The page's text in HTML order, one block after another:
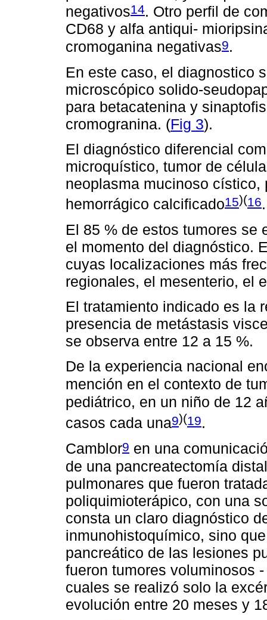
negativos14. Otro perfil de
CD68 y alfa antiqui-
cromoganina negativas9.
En este caso, el diagnostico
microscópico solido-
para betacatenina y
cromogranina. (Fig 3).
El diagnóstico diferencial
microquístico, tumor de
neoplasma mucinoso
hemorrágico calcificado15)(16.
El 85 % de estos tumores se
el momento del diagnóstico.
cuyas localizaciones más
regionales, el mesenterio, el
El tratamiento indicado es la
presencia de metástasis
se observa entre 12 a 15 %.
De la experiencia nacional
mención en el contexto de
pediátrico, en un niño de 12
casos cada una9)(19.
Camblor9 en una
de una pancreatectomía
pulmonares que fueron
poliquimioterápico, con una
consta un claro diagnóstico
inmunohistoquímico, sino
pancreático de las lesiones
fueron tumores voluminosos
cuales se realizó solo la
evolución entre 20 meses y